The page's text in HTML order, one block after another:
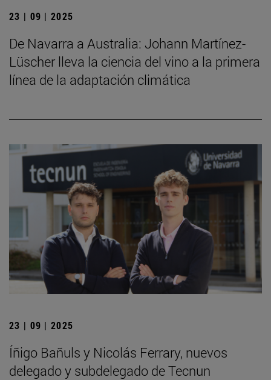
23 | 09 | 2025
De Navarra a Australia: Johann Martínez-
Lüscher lleva la ciencia del vino a la primera
línea de la adaptación climática
23 | 09 | 2025
Íñigo Bañuls y Nicolás Ferrary, nuevos
delegado y subdelegado de Tecnun